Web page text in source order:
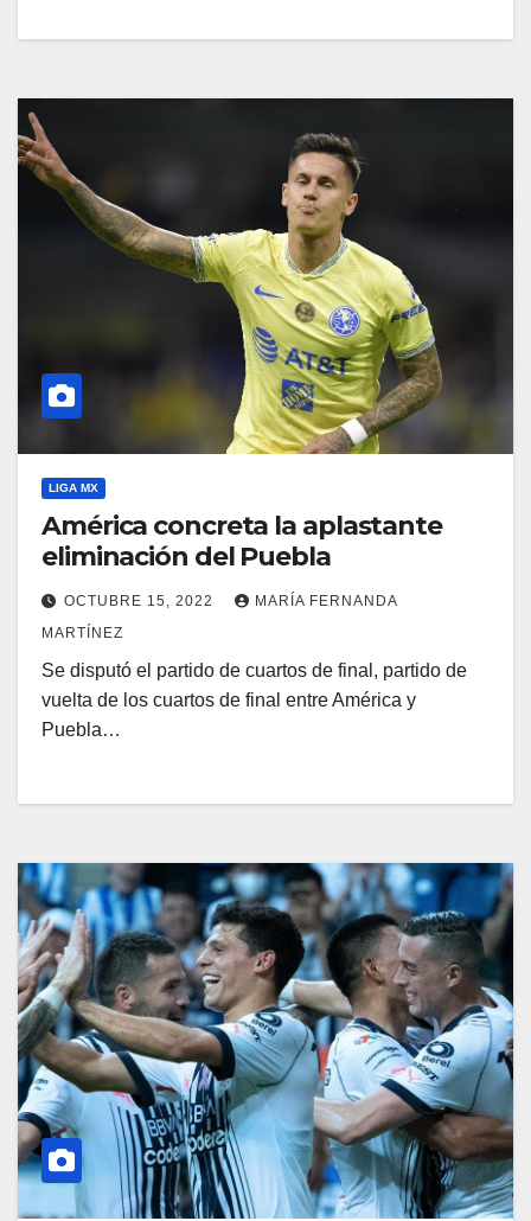
LIGA MX
América concreta la aplastante
eliminación del Puebla
OCTUBRE 15, 2022
MARÍA FERNANDA
MARTÍNEZ
Se disputó el partido de cuartos de final, partido de
vuelta de los cuartos de final entre América y
Puebla…